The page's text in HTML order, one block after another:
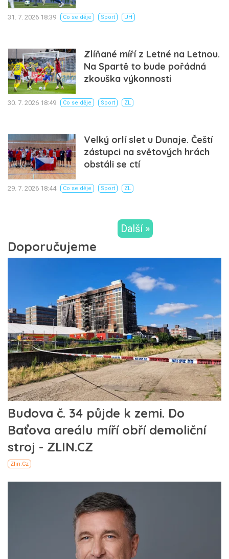
31. 7. 2026 18:39 Co se děje Sport UH
Zlíňané míří z Letné na Letnou.
Na Spartě to bude pořádná
zkouška výkonnosti
30. 7. 2026 18:49 Co se děje Sport ZL
Velký orlí slet u Dunaje. Čeští
zástupci na světových hrách
obstáli se ctí
29. 7. 2026 18:44 Co se děje Sport ZL
Další »